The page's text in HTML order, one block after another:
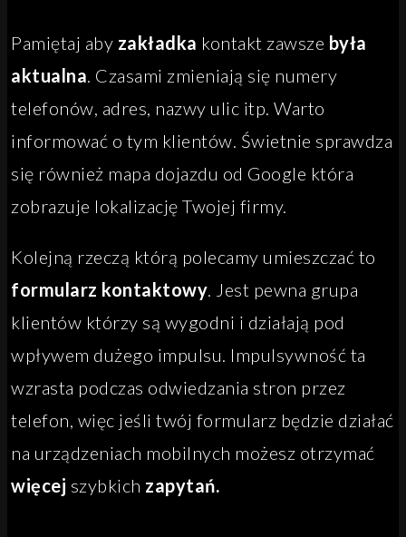
Pamiętaj aby zakładka kontakt zawsze była
aktualna. Czasami zmieniają się numery
telefonów, adres, nazwy ulic itp. Warto
informować o tym klientów. Świetnie sprawdza
się również mapa dojazdu od Google która
zobrazuje lokalizację Twojej firmy.
Kolejną rzeczą którą polecamy umieszczać to
formularz kontaktowy. Jest pewna grupa
klientów którzy są wygodni i działają pod
wpływem dużego impulsu. Impulsywność ta
wzrasta podczas odwiedzania stron przez
telefon, więc jeśli twój formularz będzie działać
na urządzeniach mobilnych możesz otrzymać
więcej szybkich zapytań.